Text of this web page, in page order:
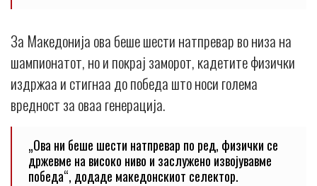
За Македонија ова беше шести натпревар во низа на
шампионатот, но и покрај заморот, кадетите физички
издржаа и стигнаа до победа што носи голема
вредност за оваа генерација.
„Ова ни беше шести натпревар по ред, физички се
држевме на високо ниво и заслужено извојувавме
победа“, додаде македонскиот селектор.